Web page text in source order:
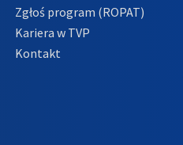
Zgłoś program (ROPAT)
Kariera w TVP
Kontakt